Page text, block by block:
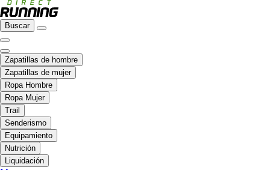
Buscar
Zapatillas de hombre
Zapatillas de mujer
Ropa Hombre
Ropa Mujer
Trail
Senderismo
Equipamiento
Nutrición
Liquidación